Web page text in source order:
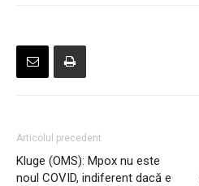
Articolul precedent
Kluge (OMS): Mpox nu este
noul COVID, indiferent dacă e